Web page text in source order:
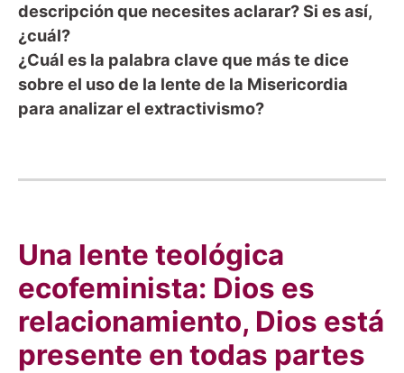
descripción que necesites aclarar? Si es así,
¿cuál?
¿Cuál es la palabra clave que más te dice
sobre el uso de la lente de la Misericordia
para analizar el extractivismo?
Una lente teológica
ecofeminista: Dios es
relacionamiento, Dios está
presente en todas partes